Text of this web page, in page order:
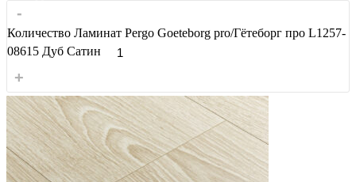
-
Количество Ламинат Pergo Goeteborg pro/Гётеборг про L1257-
08615 Дуб Сатин
+